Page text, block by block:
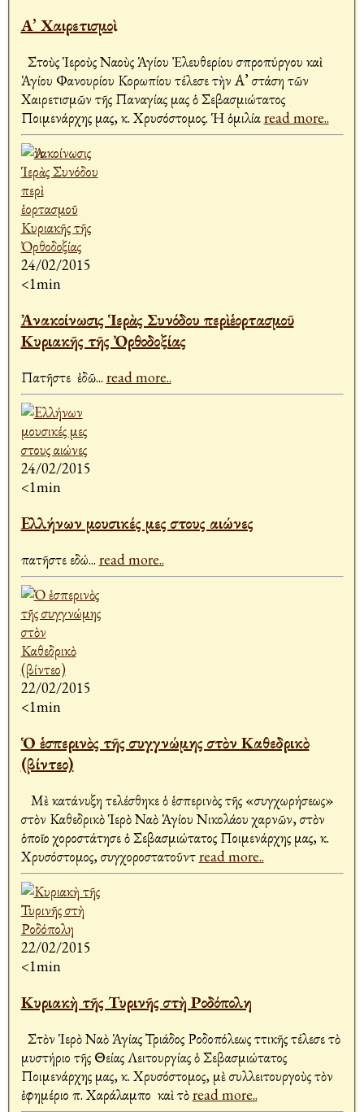
Α’ Χαιρετισμοὶ
Στοὺς Ἱεροὺς Ναοὺς Ἁγίου Ἐλευθερίου Ἀσπροπύργου καὶ
Ἁγίου Φανουρίου Κορωπίου τέλεσε τὴν Α’ στάση τῶν
Χαιρετισμῶν τῆς Παναγίας μας ὁ Σεβασμιώτατος
Ποιμενάρχης μας, κ. Χρυσόστομος. Ἡ ὁμιλίαread more..
24/02/2015
<1min
Ἀνακοίνωσις Ἱερὰς Συνόδου περὶ ἑορτασμοῦ
Κυριακῆς τῆς Ὀρθοδοξίας
Πατῆστε ἐδῶ... read more..
24/02/2015
<1min
Eλλήνων μουσικές μες στους αιώνες
πατῆστε εδώ... read more..
22/02/2015
<1min
Ὁ ἑσπερινὸς τῆς συγγνώμης στὸν Καθεδρικὸ
(βίντεο)
Μὲ κατάνυξη τελέσθηκε ὁ ἑσπερινὸς τῆς «συγχωρήσεως»
στὸν Καθεδρικὸ Ἱερὸ Ναὸ Ἁγίου Νικολάου Ἀχαρνῶν, στὸν
ὁποῖο χοροστάτησε ὁ Σεβασμιώτατος Ποιμενάρχης μας, κ.
Χρυσόστομος, συγχοροστατοῦντread more..
22/02/2015
<1min
Κυριακὴ τῆς Τυρινῆς στὴ Ροδόπολη
Στὸν Ἱερὸ Ναὸ Ἁγίας Τριάδος Ροδοπόλεως Ἀττικῆς τέλεσε τὸ
μυστήριο τῆς Θείας Λειτουργίας ὁ Σεβασμιώτατος
Ποιμενάρχης μας, κ. Χρυσόστομος, μὲ συλλειτουργοὺς τὸν
ἐφημέριο π. Χαράλαμπο καὶ τὸread more..